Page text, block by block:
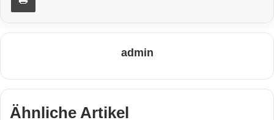
admin
Ähnliche Artikel